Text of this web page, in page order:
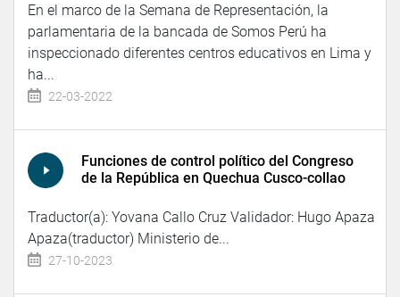
En el marco de la Semana de Representación, la
parlamentaria de la bancada de Somos Perú ha
inspeccionado diferentes centros educativos en Lima y
ha...
22-03-2022
Funciones de control político del Congreso
de la República en Quechua Cusco-collao
Traductor(a): Yovana Callo Cruz Validador: Hugo Apaza
Apaza(traductor) Ministerio de...
27-10-2023